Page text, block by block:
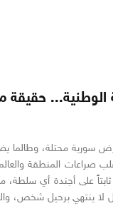
الوطنية...
سورية محتلة، وطالما
صراعات المنطقة
على أجندة أي سلطة،
لا ينتهي برحيل شخص،